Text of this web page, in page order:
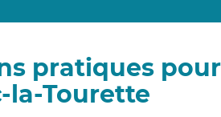
pratiques pour
la-Tourette